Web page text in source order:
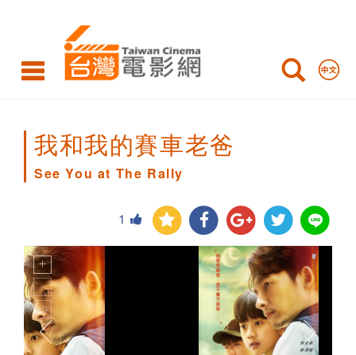
at
Rally我和我的賽車老爸
See You at The Rally
1